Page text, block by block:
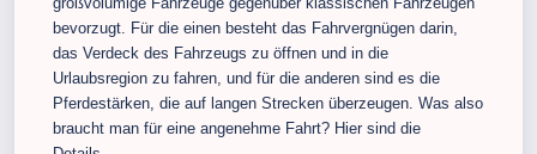
bevorzugt. Für die einen besteht das Fahrvergnügen darin,
das Verdeck des Fahrzeugs zu öffnen und in die
Urlaubsregion zu fahren, und für die anderen sind es die
Pferdestärken, die auf langen Strecken überzeugen. Was also
braucht man für eine angenehme Fahrt? Hier sind die